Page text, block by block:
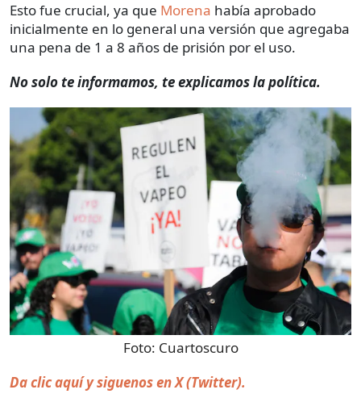
Esto fue crucial, ya que Morena había aprobado
inicialmente en lo general una versión que agregaba
una pena de 1 a 8 años de prisión por el uso.
No solo te informamos, te explicamos la política.
Foto: Cuartoscuro
Da clic aquí y siguenos en X (Twitter).